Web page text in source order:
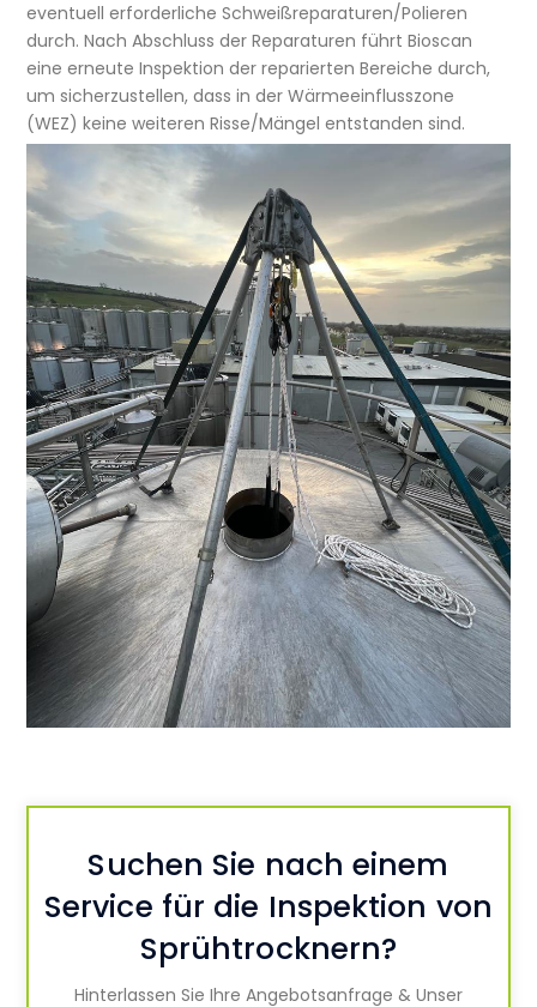
eventuell erforderliche Schweißreparaturen/Polieren
durch. Nach Abschluss der Reparaturen führt Bioscan
eine erneute Inspektion der reparierten Bereiche durch,
um sicherzustellen, dass in der Wärmeeinflusszone
(WEZ) keine weiteren Risse/Mängel entstanden sind.
Suchen Sie nach einem
Service für die Inspektion von
Sprühtrocknern?
Hinterlassen Sie Ihre Angebotsanfrage & Unser